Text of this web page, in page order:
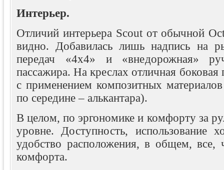
Интерьер.
Отличий интерьера Scout от обычной
видно. Добавилась лишь надпись на
передач «4х4» и «внедорожная»
пассажира. На креслах отличная боковая
с применением композитных
по середине – алькантара).
В целом, по эргономике и комфорту за
уровне. Доступность, использование
удобство расположения, в общем, все,
комфорта.